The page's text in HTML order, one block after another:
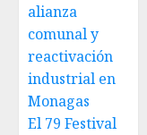
alianza
comunal y
reactivación
industrial en
Monagas
El 79 Festival